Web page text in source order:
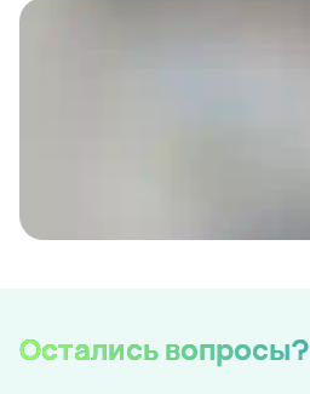
Остались вопросы?